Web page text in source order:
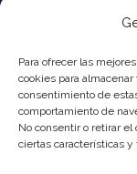
Para ofrecer las
cookies para
consentimiento de
comportamiento de
No consentir o retirar
ciertas características y